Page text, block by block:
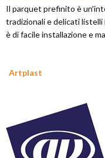
Il parquet prefinito è
tradizionali e delicati
è di facile installazione e
Artplast